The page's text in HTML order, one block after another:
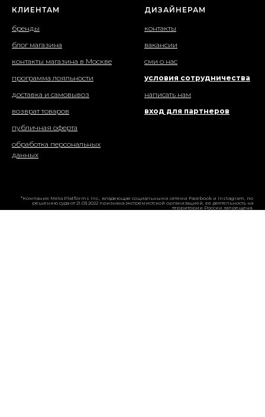
КЛИЕНТАМ
бренды
блог магазина
контакты магазина в Москве
программа лояльности
доставка и самовывоз
возврат товаров
публичная оферта
обработка персональных
данных
ДИЗАЙНЕРАМ
контакты
вакансии
сми о нас
условия сотрудничества
написать нам
вход для партнеров
*Компания Meta Platforms Inc., владеющая социальными сетями Facebook и Instagram, по
решению суда от 21.03.2022 признана экстремистской организацией, ее деятельность на
территории России запрещена.